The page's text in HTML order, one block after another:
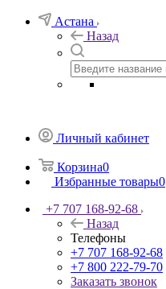
Астана
Назад
Личный кабинет
Корзина0
Избранные товары0
+7 707 168-92-68
Назад
Телефоны
+7 707 168-92-68
+7 800 222-79-70
Заказать звонок